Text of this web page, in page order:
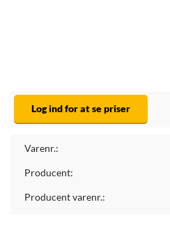
Log ind for at se priser
Varenr.:
Producent:
Producent varenr.: